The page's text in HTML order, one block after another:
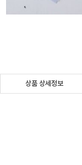
상품 상세정보